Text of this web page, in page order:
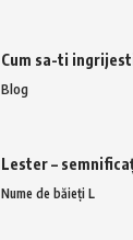
Cum sa-ti
Blog
Lester –
Nume de băieți L